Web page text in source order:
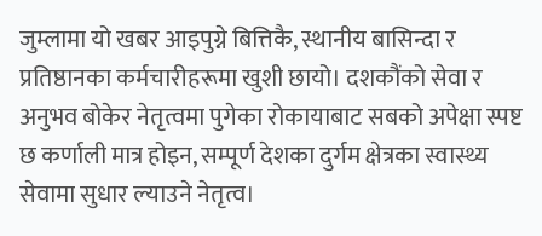
जुम्लामा यो खबर आइपुग्ने बित्तिकै, स्थानीय बासिन्दा र
प्रतिष्ठानका कर्मचारीहरूमा खुशी छायो। दशकौंको सेवा र
अनुभव बोकेर नेतृत्वमा पुगेका रोकायाबाट सबको अपेक्षा स्पष्ट
छ कर्णाली मात्र होइन, सम्पूर्ण देशका दुर्गम क्षेत्रका स्वास्थ्य
सेवामा सुधार ल्याउने नेतृत्व।